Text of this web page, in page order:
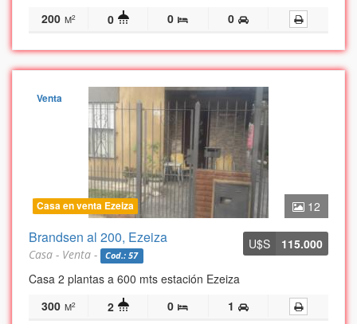
200 M2 0 0 0
12
Venta
Casa en venta Ezeiza
U$S 115.000
Brandsen al 200, Ezeiza
Casa - Venta - Cod.: 57
Casa 2 plantas a 600 mts estación Ezeiza
300 M2 2 0 1